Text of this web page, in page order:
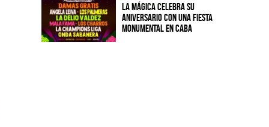
La Mágica celebra su
aniversario con una fiesta
monumental en CABA